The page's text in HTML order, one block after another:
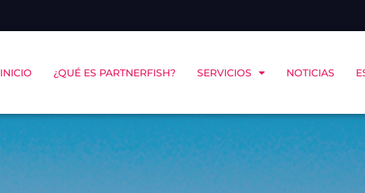
INICIO ¿QUÉ ES PARTNERFISH? SERVICIOS NOTICIAS